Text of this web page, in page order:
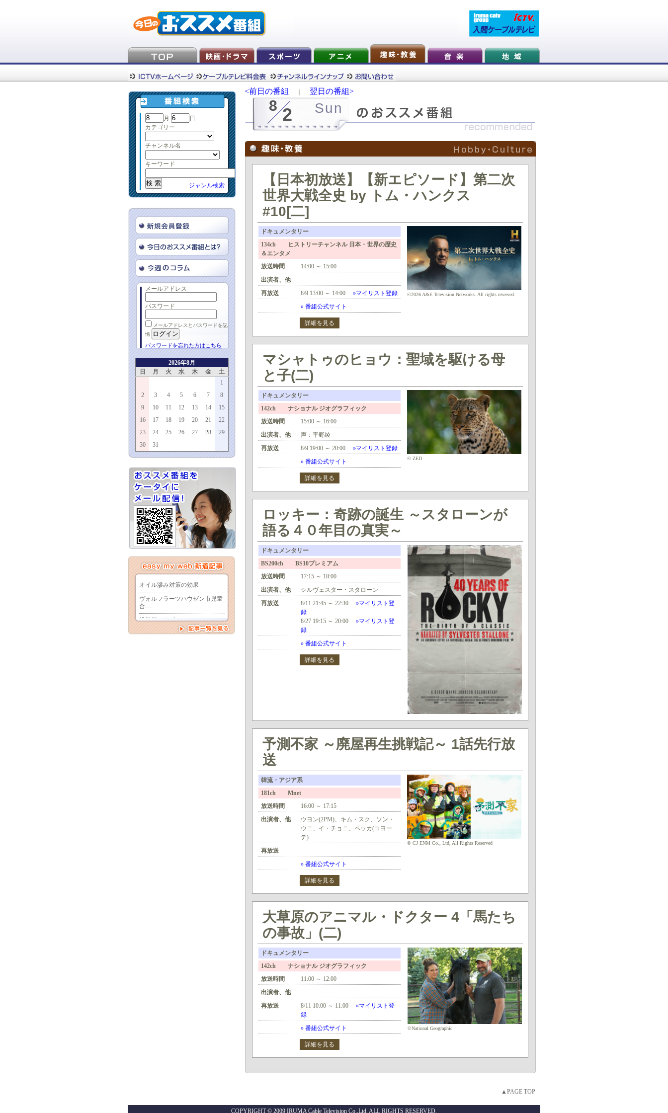
月
日
カテゴリー
チャンネル名
キーワード
ジャンル検索
メールアドレス
パスワード
メールアドレスとパスワードを記
憶
パスワードを忘れた方はこちら
2026年8月
日
月 火 水 木 金
土
1
2
3 4 5 6 7
8
9
10 11 12 13 14
15
16
17 18 19 20 21
22
23
24 25 26 27 28
29
30
31
<前日の番組 翌日の番組>
8 2 Sun
【日本初放送】【新エピソード】第二次
世界大戦全史 by トム・ハンクス
#10[二]
ドキュメンタリー
134ch ヒストリーチャンネル 日本・世界の歴史
＆エンタメ
放送時間
14:00 ～ 15:00
出演者、他
再放送
8/9 13:00 ～ 14:00
»マイリスト登録
» 番組公式サイト
詳細を見る
©2026 A&E Television Networks. All rights reserved.
マシャトゥのヒョウ：聖域を駆ける母
と子(二)
ドキュメンタリー
142ch ナショナル ジオグラフィック
放送時間
15:00 ～ 16:00
出演者、他
声：平野綾
再放送
8/9 19:00 ～ 20:00
»マイリスト登録
» 番組公式サイト
詳細を見る
© ZED
ロッキー：奇跡の誕生 ～スタローンが
語る４０年目の真実～
ドキュメンタリー
BS200ch BS10プレミアム
放送時間
17:15 ～ 18:00
出演者、他
シルヴェスター・スタローン
再放送
8/11 21:45 ～ 22:30
»マイリスト登
録
8/27 19:15 ～ 20:00
»マイリスト登
録
» 番組公式サイト
詳細を見る
予測不家 ～廃屋再生挑戦記～ 1話先行放
送
韓流・アジア系
181ch Mnet
放送時間
16:00 ～ 17:15
出演者、他
ウヨン(2PM)、キム・スク、ソン・
ウニ、イ・チョニ、ペッカ(コヨー
テ)
再放送
» 番組公式サイト
詳細を見る
© CJ ENM Co., Ltd, All Rights Reserved
大草原のアニマル・ドクター 4「馬たち
の事故」(二)
ドキュメンタリー
142ch ナショナル ジオグラフィック
放送時間
11:00 ～ 12:00
出演者、他
再放送
8/11 10:00 ～ 11:00
»マイリスト登
録
» 番組公式サイト
詳細を見る
©National Geographic
▲PAGE TOP
COPYRIGHT © 2009 IRUMA Cable Television Co.,Ltd. ALL RIGHTS RESERVED.